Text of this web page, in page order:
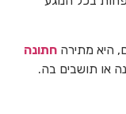
היא מתירה חתונה
או תושבים בה.